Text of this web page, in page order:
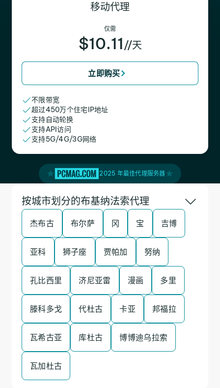
移动代理
仅需
$10.11 //天
立即购买
不限带宽
超过450万个住宅IP地址
支持自动轮换
支持API访问
支持5G/4G/3G网络
2025 年最佳代理服务器
按城市划分的布基纳法索代理
杰布古 布尔萨 冈 宝 吉博
亚科 狮子座 贾帕加 努纳
孔比西里 济尼亚雷 漫画 多里
滕科多戈 代杜古 卡亚 邦福拉
瓦希古亚 库杜古 博博迪乌拉索
瓦加杜古